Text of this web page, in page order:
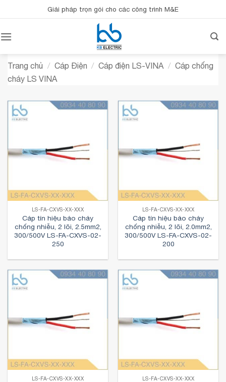
qua
dung
Giải pháp trọn gói cho các công trình M&E
Trang chủ / Cáp Điện / Cáp điện LS-VINA / Cáp chống
cháy LS VINA
LS-FA-CXVS-XX-XXX
Cáp tín hiệu báo cháy
chống nhiễu, 2 lõi, 2.5mm2,
300/500V LS-FA-CXVS-02-
250
LS-FA-CXVS-XX-XXX
Cáp tín hiệu báo cháy
chống nhiễu, 2 lõi, 2.0mm2,
300/500V LS-FA-CXVS-02-
200
LS-FA-CXVS-XX-XXX LS-FA-CXVS-XX-XXX